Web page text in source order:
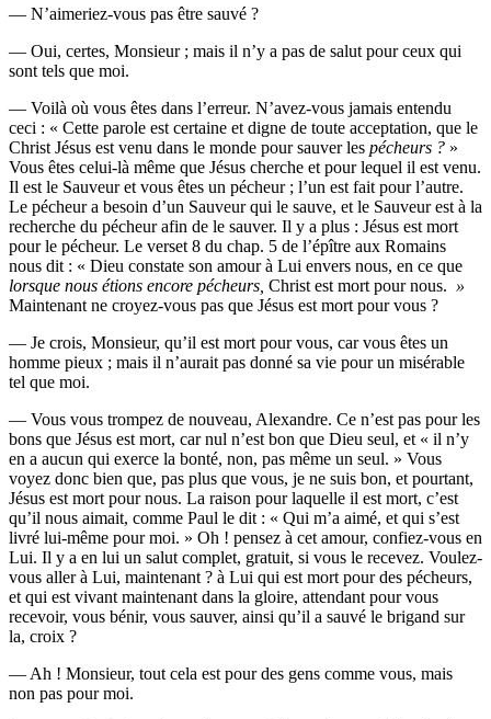
— N’aimeriez-vous pas être sauvé ?
— Oui, certes, Monsieur ; mais il n’y a pas de salut pour ceux qui
sont tels que moi.
— Voilà où vous êtes dans l’erreur. N’avez-vous jamais entendu
ceci : « Cette parole est certaine et digne de toute acceptation, que le
Christ Jésus est venu dans le monde pour sauver les pécheurs ? »
Vous êtes celui-là même que Jésus cherche et pour lequel il est venu.
Il est le Sauveur et vous êtes un pécheur ; l’un est fait pour l’autre.
Le pécheur a besoin d’un Sauveur qui le sauve, et le Sauveur est à la
recherche du pécheur afin de le sauver. Il y a plus : Jésus est mort
pour le pécheur. Le verset 8 du chap. 5 de l’épître aux Romains
nous dit : « Dieu constate son amour à Lui envers nous, en ce que
lorsque nous étions encore pécheurs, Christ est mort pour nous. »
Maintenant ne croyez-vous pas que Jésus est mort pour vous ?
— Je crois, Monsieur, qu’il est mort pour vous, car vous êtes un
homme pieux ; mais il n’aurait pas donné sa vie pour un misérable
tel que moi.
— Vous vous trompez de nouveau, Alexandre. Ce n’est pas pour les
bons que Jésus est mort, car nul n’est bon que Dieu seul, et « il n’y
en a aucun qui exerce la bonté, non, pas même un seul. » Vous
voyez donc bien que, pas plus que vous, je ne suis bon, et pourtant,
Jésus est mort pour nous. La raison pour laquelle il est mort, c’est
qu’il nous aimait, comme Paul le dit : « Qui m’a aimé, et qui s’est
livré lui-même pour moi. » Oh ! pensez à cet amour, confiez-vous en
Lui. Il y a en lui un salut complet, gratuit, si vous le recevez. Voulez-
vous aller à Lui, maintenant ? à Lui qui est mort pour des pécheurs,
et qui est vivant maintenant dans la gloire, attendant pour vous
recevoir, vous bénir, vous sauver, ainsi qu’il a sauvé le brigand sur
la, croix ?
— Ah ! Monsieur, tout cela est pour des gens comme vous, mais
non pas pour moi.